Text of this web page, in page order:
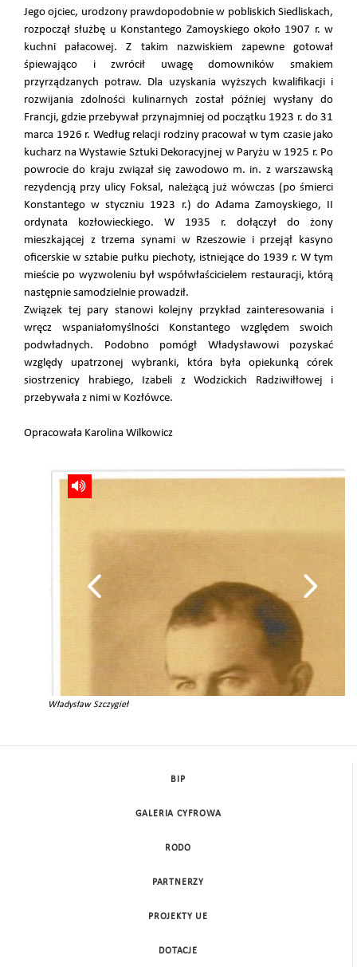
Jego ojciec, urodzony prawdopodobnie w pobliskich Siedliskach,
rozpoczął służbę u Konstantego Zamoyskiego około 1907 r. w
kuchni pałacowej. Z takim nazwiskiem zapewne gotował
śpiewająco i zwrócił uwagę domowników smakiem
przyrządzanych potraw. Dla uzyskania wyższych kwalifikacji i
rozwijania zdolności kulinarnych został później wysłany do
Francji, gdzie przebywał przynajmniej od początku 1923 r. do 31
marca 1926 r. Według relacji rodziny pracował w tym czasie jako
kucharz na Wystawie Sztuki Dekoracyjnej w Paryżu w 1925 r. Po
powrocie do kraju związał się zawodowo m. in. z warszawską
rezydencją przy ulicy Foksal, należącą już wówczas (po śmierci
Konstantego w styczniu 1923 r.) do Adama Zamoyskiego, II
ordynata kozłowieckiego. W 1935 r. dołączył do żony
mieszkającej z trzema synami w Rzeszowie i przejął kasyno
oficerskie w sztabie pułku piechoty, istniejące do 1939 r. W tym
mieście po wyzwoleniu był współwłaścicielem restauracji, którą
następnie samodzielnie prowadził.
Związek tej pary stanowi kolejny przykład zainteresowania i
wręcz wspaniałomyślności Konstantego względem swoich
podwładnych. Podobno pomógł Władysławowi pozyskać
względy upatrzonej wybranki, która była opiekunką córek
siostrzenicy hrabiego, Izabeli z Wodzickich Radziwiłłowej i
przebywała z nimi w Kozłówce.
Opracowała Karolina Wilkowicz
Władysław Szczygieł
BIP
GALERIA CYFROWA
RODO
PARTNERZY
PROJEKTY UE
DOTACJE